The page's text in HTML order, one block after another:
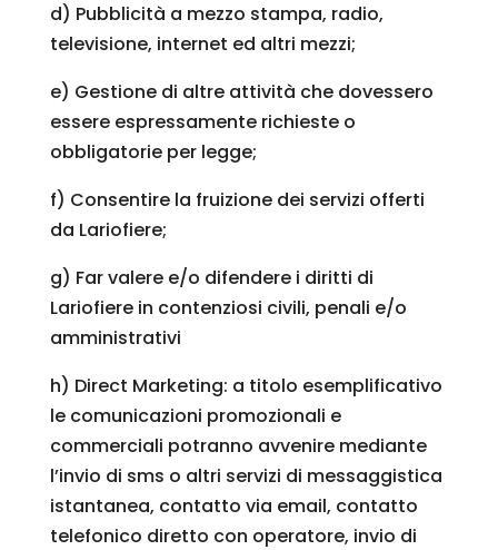
d) Pubblicità a mezzo stampa, radio,
televisione, internet ed altri mezzi;
e) Gestione di altre attività che dovessero
essere espressamente richieste o
obbligatorie per legge;
f) Consentire la fruizione dei servizi offerti
da Lariofiere;
g) Far valere e/o difendere i diritti di
Lariofiere in contenziosi civili, penali e/o
amministrativi
h) Direct Marketing: a titolo esemplificativo
le comunicazioni promozionali e
commerciali potranno avvenire mediante
l’invio di sms o altri servizi di messaggistica
istantanea, contatto via email, contatto
telefonico diretto con operatore, invio di